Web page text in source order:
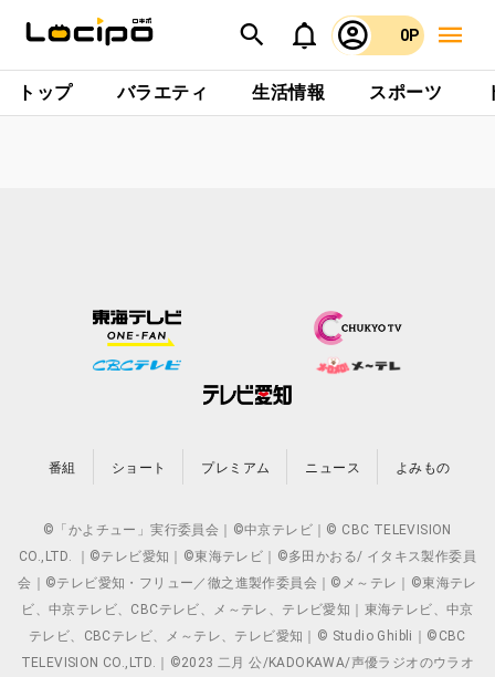
0P
トップ バラエティ 生活情報 スポーツ
番組 ショート プレミアム ニュース よみもの
©「かよチュー」実行委員会｜©中京テレビ｜© CBC TELEVISION
CO.,LTD. ｜©テレビ愛知｜©東海テレビ｜©多田かおる/ イタキス製作委員
会｜©テレビ愛知・フリュー／徹之進製作委員会｜©メ～テレ｜©東海テレ
ビ、中京テレビ、CBCテレビ、メ～テレ、テレビ愛知｜東海テレビ、中京
テレビ、CBCテレビ、メ～テレ、テレビ愛知｜© Studio Ghibli｜©CBC
TELEVISION CO.,LTD.｜©2023 二月 公/KADOKAWA/声優ラジオのウラオ